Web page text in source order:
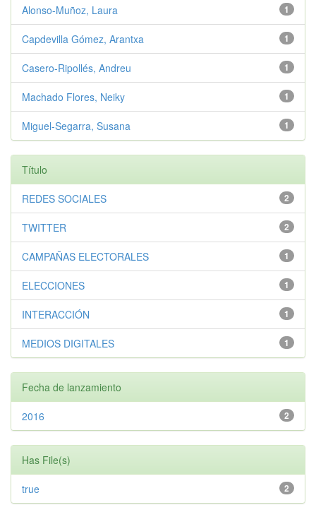
1
Alonso-Muñoz, Laura
1
Capdevilla Gómez, Arantxa
1
Casero-Ripollés, Andreu
1
Machado Flores, Neiky
1
Miguel-Segarra, Susana
Título
2
REDES SOCIALES
2
TWITTER
1
CAMPAÑAS ELECTORALES
1
ELECCIONES
1
INTERACCIÓN
1
MEDIOS DIGITALES
Fecha de lanzamiento
2
2016
Has File(s)
2
true